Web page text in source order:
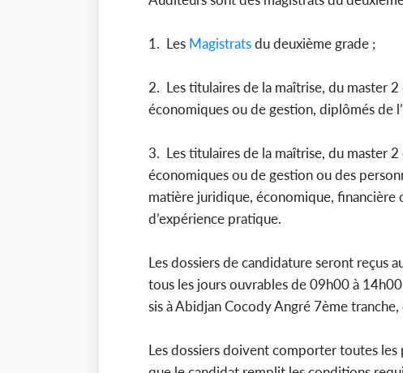
1. Les Magistratsdu deuxième grade ;
2. Les titulaires de la maîtrise, du master
économiques ou de gestion, diplômés de
3. Les titulaires de la maîtrise, du master
économiques ou de gestion ou des
matière juridique, économique, financière
d’expérience pratique.
Les dossiers de candidature seront reçus
tous les jours ouvrables de 09h00 à
sis à Abidjan Cocody Angré 7ème
Les dossiers doivent comporter toutes